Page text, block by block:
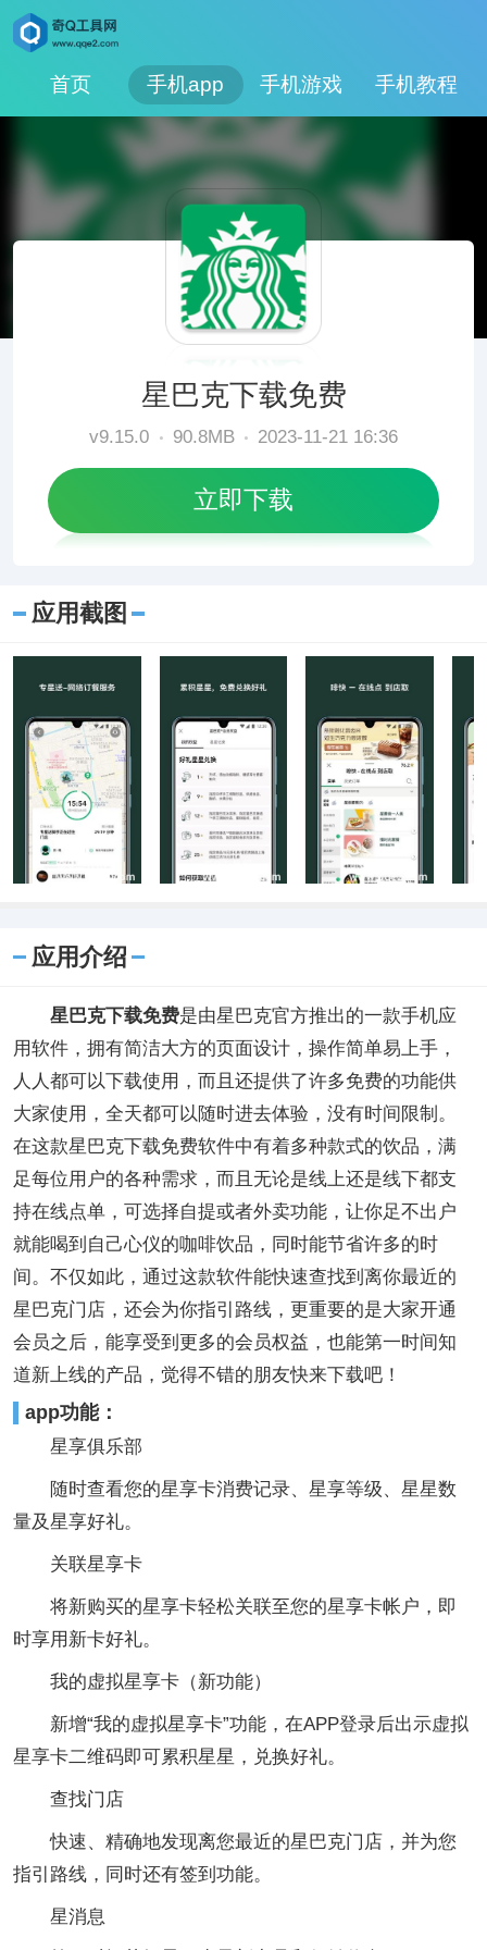
首页 手机app 手机游戏 手机教程
星巴克下载免费
v9.15.0 90.8MB 2023-11-21 16:36
立即下载
应用截图
应用介绍
星巴克下载免费是由星巴克官方推出的一款手机应
用软件，拥有简洁大方的页面设计，操作简单易上手，
人人都可以下载使用，而且还提供了许多免费的功能供
大家使用，全天都可以随时进去体验，没有时间限制。
在这款星巴克下载免费软件中有着多种款式的饮品，满
足每位用户的各种需求，而且无论是线上还是线下都支
持在线点单，可选择自提或者外卖功能，让你足不出户
就能喝到自己心仪的咖啡饮品，同时能节省许多的时
间。不仅如此，通过这款软件能快速查找到离你最近的
星巴克门店，还会为你指引路线，更重要的是大家开通
会员之后，能享受到更多的会员权益，也能第一时间知
道新上线的产品，觉得不错的朋友快来下载吧！
app功能：
星享俱乐部
随时查看您的星享卡消费记录、星享等级、星星数
量及星享好礼。
关联星享卡
将新购买的星享卡轻松关联至您的星享卡帐户，即
时享用新卡好礼。
我的虚拟星享卡（新功能）
新增“我的虚拟星享卡”功能，在APP登录后出示虚拟
星享卡二维码即可累积星星，兑换好礼。
查找门店
快速、精确地发现离您最近的星巴克门店，并为您
指引路线，同时还有签到功能。
星消息